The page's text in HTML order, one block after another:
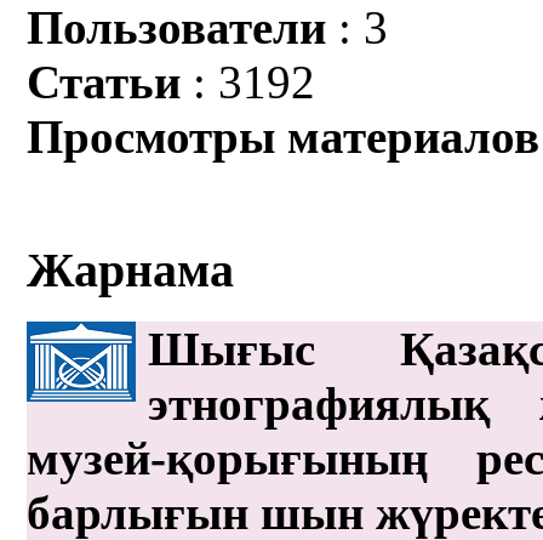
Пользователи : 3
Статьи : 3192
Просмотры материалов
Жарнама
Шығыс
этнографиялық
музей-қорығының
барлығын шын